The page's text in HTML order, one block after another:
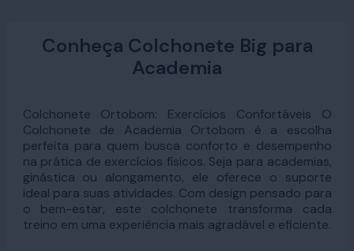
Conheça Colchonete Big para
Academia
Colchonete Ortobom: Exercícios Confortáveis O
Colchonete de Academia Ortobom é a escolha
perfeita para quem busca conforto e desempenho
na prática de exercícios físicos. Seja para academias,
ginástica ou alongamento, ele oferece o suporte
ideal para suas atividades. Com design pensado para
o bem-estar, este colchonete transforma cada
treino em uma experiência mais agradável e eficiente.